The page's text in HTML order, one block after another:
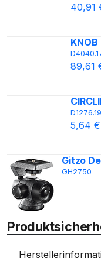
40,91
KNOB
89,61
D1276.19
5,64 €
Gitzo
GH2750